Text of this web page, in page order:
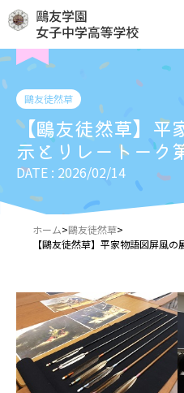
鷗友徒然草
【鷗友徒然草】平
示とリレートーク
DATE : 2026/02/14
ホーム>鷗友徒然草>
【鷗友徒然草】平家物語図屏風